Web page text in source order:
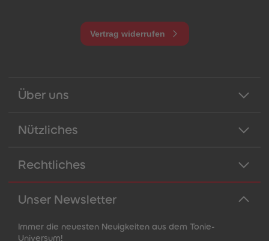
Vertrag widerrufen
Über uns
Nützliches
Rechtliches
Unser Newsletter
Immer die neuesten Neuigkeiten aus dem Tonie-
Universum!